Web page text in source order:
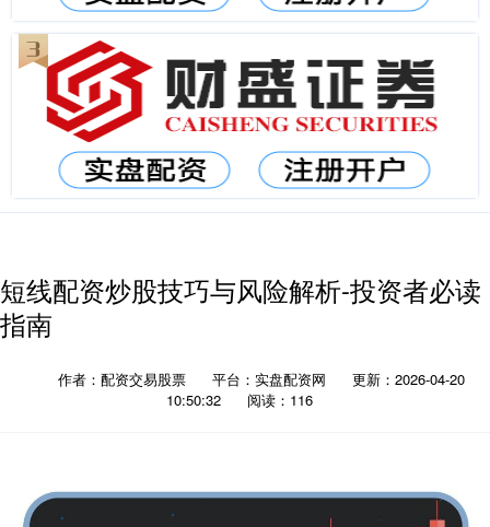
短线配资炒股技巧与风险解析-投资者必读
指南
作者：配资交易股票 平台：实盘配资网
更新：2026-04-20
10:50:32
阅读：116